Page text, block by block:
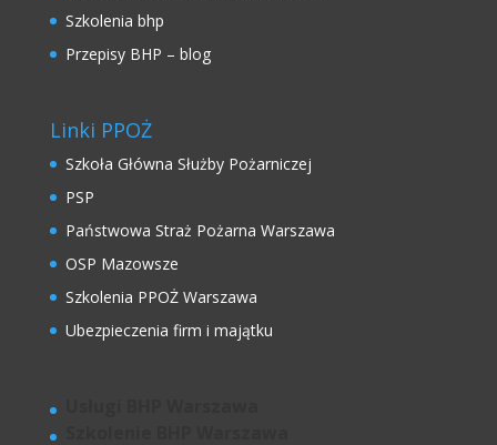
Szkolenia bhp
Przepisy BHP – blog
Linki PPOŻ
Szkoła Główna Służby Pożarniczej
PSP
Państwowa Straż Pożarna Warszawa
OSP Mazowsze
Szkolenia PPOŻ Warszawa
Ubezpieczenia firm i majątku